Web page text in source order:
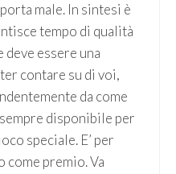
male. In sintesi è
tempo di qualità
deve essere una
contare su di voi,
da come
disponibile per
speciale. E’ per
come premio. Va